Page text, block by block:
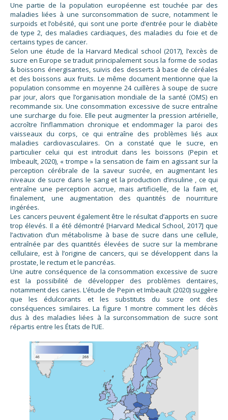
Une partie de la population européenne est touchée par des
maladies liées à une surconsommation de sucre, notamment le
surpoids et l’obésité, qui sont une porte d’entrée pour le diabète
de type 2, des maladies cardiaques, des maladies du foie et de
certains types de cancer.
Selon une étude de la Harvard Medical school (2017), l’excès de
sucre en Europe se traduit principalement sous la forme de sodas
& boissons énergisantes, suivis des desserts à base de céréales
et des boissons aux fruits. Le même document mentionne que la
population consomme en moyenne 24 cuillères à soupe de sucre
par jour, alors que l’organisation mondiale de la santé (OMS) en
recommande six. Une consommation excessive de sucre entraîne
une surcharge du foie. Elle peut augmenter la pression artérielle,
accroître l’inflammation chronique et endommager la paroi des
vaisseaux du corps, ce qui entraîne des problèmes liés aux
maladies cardiovasculaires. On a constaté que le sucre, en
particulier celui qui est introduit dans les boissons (Pepin et
Imbeault, 2020), « trompe » la sensation de faim en agissant sur la
perception cérébrale de la saveur sucrée, en augmentant les
niveaux de sucre dans le sang et la production d’insuline , ce qui
entraîne une perception accrue, mais artificielle, de la faim et,
finalement, une augmentation des quantités de nourriture
ingérées.
Les cancers peuvent également être le résultat d’apports en sucre
trop élevés. Il a été démontré [Harvard Medical School, 2017] que
l’activation d’un métabolisme à base de sucre dans une cellule,
entraînée par des quantités élevées de sucre sur la membrane
cellulaire, est à l’origine de cancers, qui se développent dans la
prostate, le rectum et le pancréas.
Une autre conséquence de la consommation excessive de sucre
est la possibilité de développer des problèmes dentaires,
notamment des caries. L’étude de Pepin et Imbeault (2020) suggère
que les édulcorants et les substituts du sucre ont des
conséquences similaires. La figure 1 montre comment les décès
dus à des maladies liées à la surconsommation de sucre sont
répartis entre les États de l’UE.